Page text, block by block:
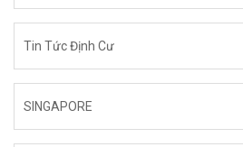
Tin Tức Định Cư
SINGAPORE